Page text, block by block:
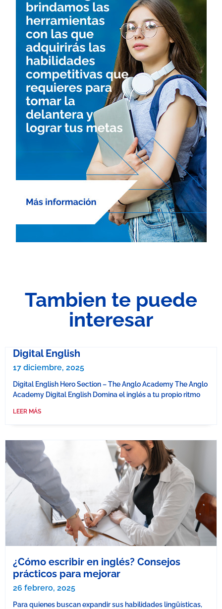
Tambien te puede
interesar
Digital English
17 diciembre, 2025
Digital English Hero Section – The Anglo Academy The Anglo
Academy Digital English Domina el inglés a tu propio ritmo
LEER MÁS
¿Cómo escribir en inglés? Consejos
prácticos para mejorar
26 febrero, 2025
Para quienes buscan expandir sus habilidades lingüísticas,